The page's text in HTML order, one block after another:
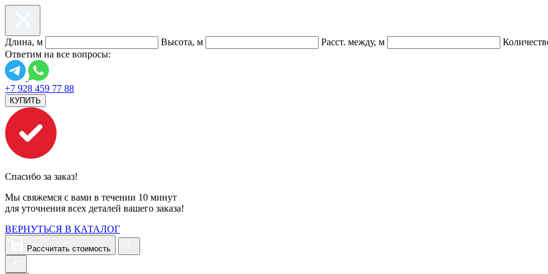
Длина, м Высота, м Расст. между, м
Ответим на все вопросы:
+7 928 459 77 88
КУПИТЬ
Спасибо за заказ!
Мы свяжемся с вами в течении 10 минут
для уточнения всех деталей вашего заказа!
ВЕРНУТЬСЯ В КАТАЛОГ
Рассчитать стоимость